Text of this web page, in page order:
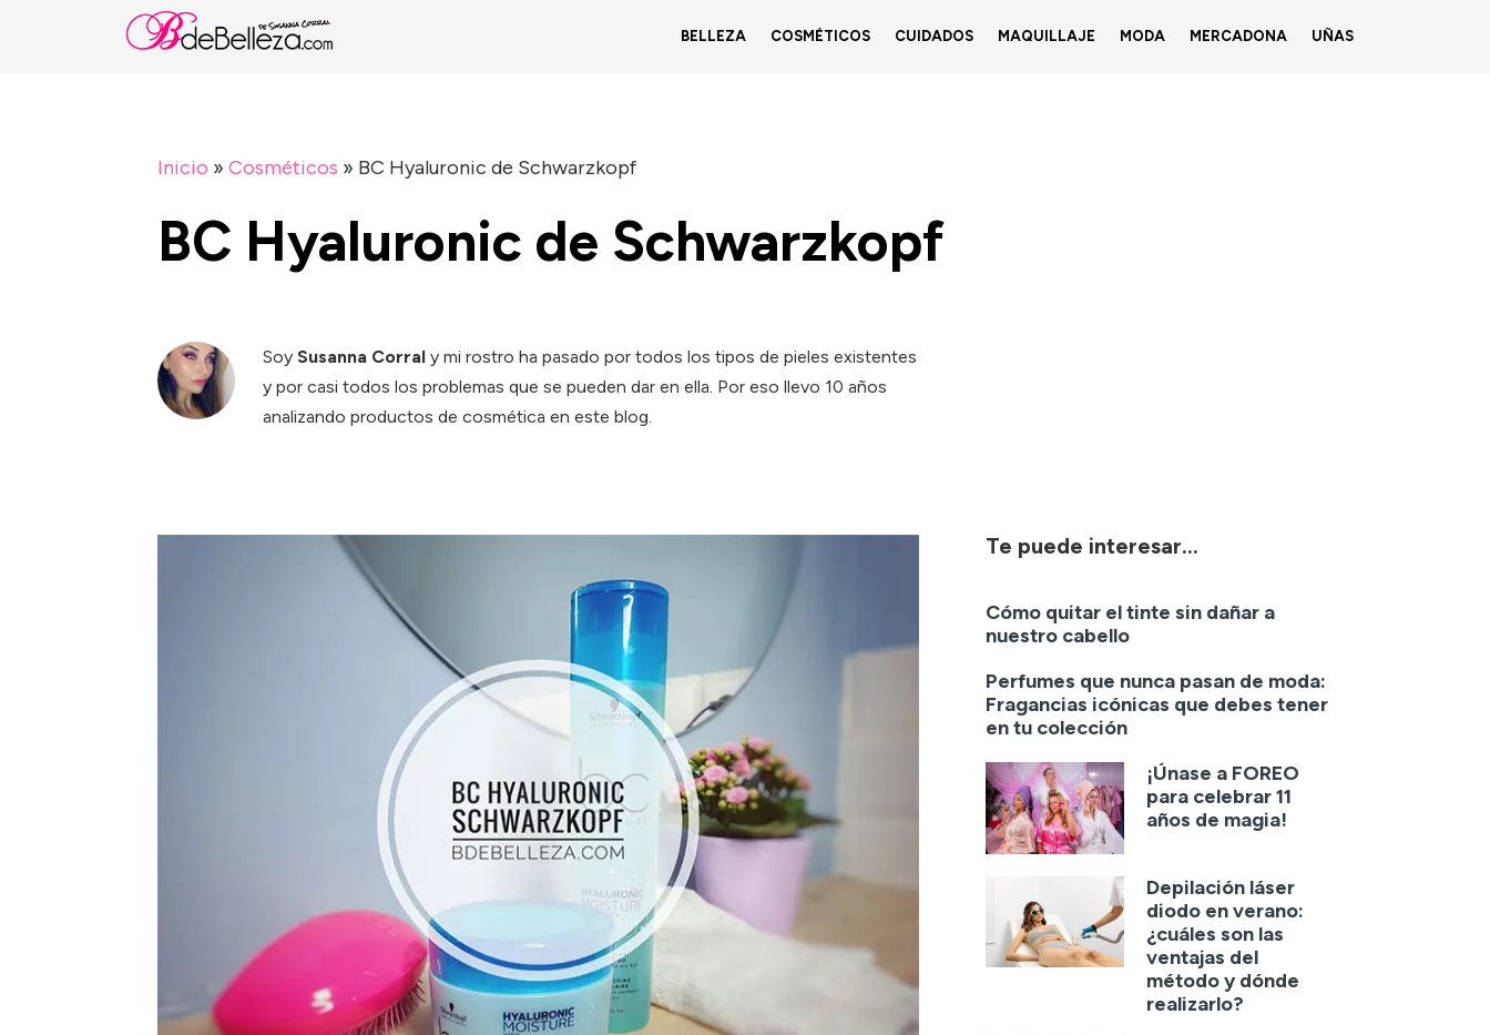
BELLEZA COSMÉTICOS CUIDADOS MAQUILLAJE MODA MERCADONA UÑAS
Inicio » Cosméticos » BC Hyaluronic de Schwarzkopf
BC Hyaluronic de Schwarzkopf
Soy Susanna Corral y mi rostro ha pasado por todos los tipos de pieles existentes
y por casi todos los problemas que se pueden dar en ella. Por eso llevo 10 años
analizando productos de cosmética en este blog.
Te puede interesar...
Cómo quitar el tinte sin dañar a
nuestro cabello
Perfumes que nunca pasan de moda:
Fragancias icónicas que debes tener
en tu colección
¡Únase a FOREO
para celebrar 11
años de magia!
Depilación láser
diodo en verano:
¿cuáles son las
ventajas del
método y dónde
realizarlo?